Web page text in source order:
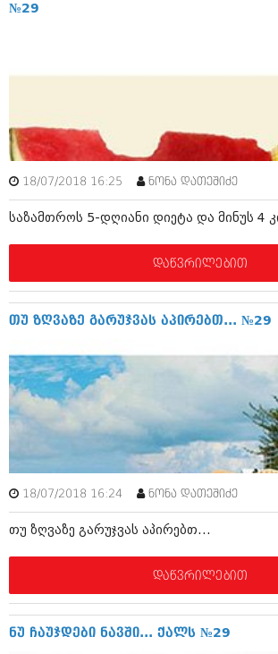
აპრილი 2017 (220)
მარტი 2017 (212)
თებერვალი 2017 (205)
იანვარი 2017 (246)
დეკემბერი 2016 (207)
სექტემბერი 2016 (224)
ივლისი 2016 (211)
ივნისი 2016 (221)
აპრილი 2016 (215)
მარტი 2016 (200)
თებერვალი 2016 (250)
დეკემბერი 2015 (207)
ნოემბერი 2015 (264)
ოქტომბერი 2015 (204)
აგვისტო 2015 (286)
ივნისი 2015 (261)
მაისი 2015 (194)
აპრილი 2015 (208)
იანვარი 2015 (247)
№29
18/07/2018 16:25 ნონა დათეშიძე
საზამთროს 5-დღიანი დიეტა და მინუს 4
დაწვრილებით
თუ ზღვაზე გარუჯვას აპირებთ... №29
18/07/2018 16:24 ნონა დათეშიძე
თუ ზღვაზე გარუჯვას აპირებთ...
დაწვრილებით
ნუ ჩაუჯდები ნავში... ქალს №29